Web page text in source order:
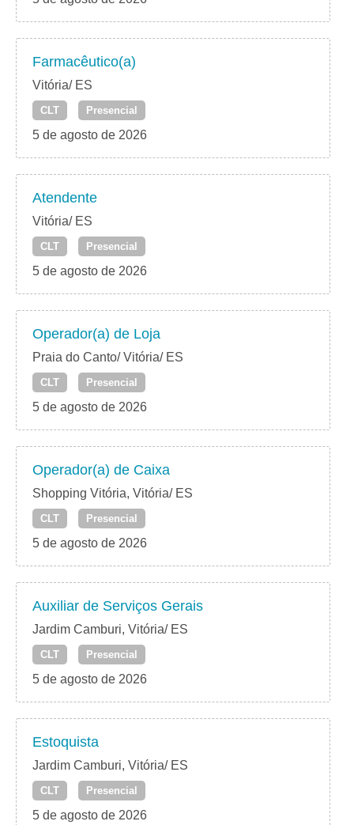
Farmacêutico(a)
Vitória/ ES
CLT Presencial
5 de agosto de 2026
Atendente
Vitória/ ES
CLT Presencial
5 de agosto de 2026
Operador(a) de Loja
Praia do Canto/ Vitória/ ES
CLT Presencial
5 de agosto de 2026
Operador(a) de Caixa
Shopping Vitória, Vitória/ ES
CLT Presencial
5 de agosto de 2026
Auxiliar de Serviços Gerais
Jardim Camburi, Vitória/ ES
CLT Presencial
5 de agosto de 2026
Estoquista
Jardim Camburi, Vitória/ ES
CLT Presencial
5 de agosto de 2026